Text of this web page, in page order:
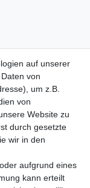
in
Vertrieb
auf unserer
von
um z.B.
von
Website zu
durch gesetzte
wir in den
aufgrund eines
kann erteilt